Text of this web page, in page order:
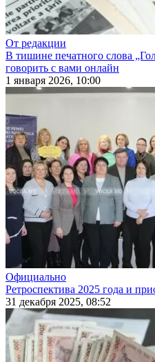
От редакции
В тишине печатного слова
говорить с вами онлайн
1 января 2026, 10:00
Официально
Ретроспектива 2025 года и
31 декабря 2025, 08:52